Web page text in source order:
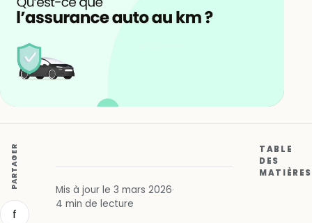
PARTAGER
f
Mis à jour le 3 mars 2026·
4 min de lecture
TABLE
DES
MATIÈRES